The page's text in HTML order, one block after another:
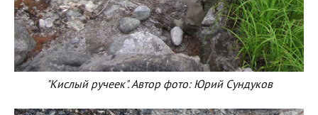
"Кислый ручеек". Автор фото: Юрий Сундуков